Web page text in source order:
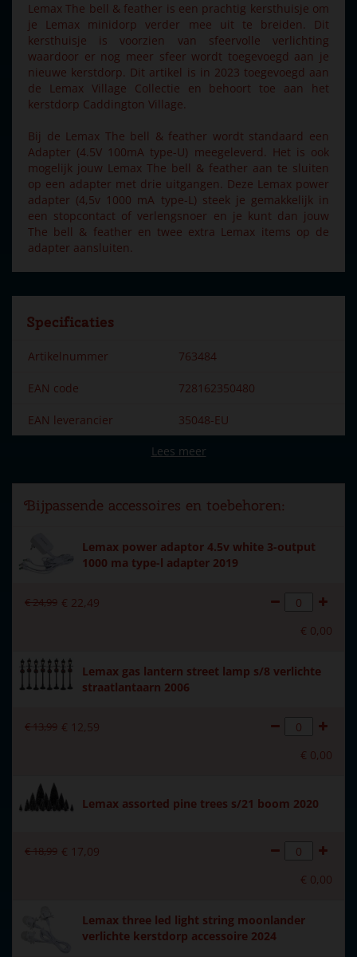
Lemax The bell & feather is een prachtig kersthuisje om
je Lemax minidorp verder mee uit te breiden. Dit
kersthuisje is voorzien van sfeervolle verlichting
waardoor er nog meer sfeer wordt toegevoegd aan je
nieuwe kerstdorp. Dit artikel is in 2023 toegevoegd aan
de Lemax Village Collectie en behoort toe aan het
kerstdorp Caddington Village.
Bij de Lemax The bell & feather wordt standaard een
Adapter (4.5V 100mA type-U) meegeleverd. Het is ook
mogelijk jouw Lemax The bell & feather aan te sluiten
op een adapter met drie uitgangen. Deze Lemax power
adapter (4,5v 1000 mA type-L) steek je gemakkelijk in
een stopcontact of verlengsnoer en je kunt dan jouw
The bell & feather en twee extra Lemax items op de
adapter aansluiten.
Specificaties
Artikelnummer 763484
EAN code 728162350480
EAN leverancier 35048-EU
Lemax
Dorpsnaam Caddington Village
Locatie 028-H
Bebouwing
Met verlichting
Met muziek Nee
meegeleverd excl. 3xAA
Materiaal Keramiek
Lees meer
Bijpassende accessoires en toebehoren:
Lemax power adaptor 4.5v white 3-output
1000 ma type-l adapter 2019
€24,99 € 22,49
€ 0,00
Lemax gas lantern street lamp s/8 verlichte
straatlantaarn 2006
€13,99 € 12,59
€ 0,00
Lemax assorted pine trees s/21 boom 2020
€18,99 € 17,09
€ 0,00
Lemax three led light string moonlander
verlichte kerstdorp accessoire 2024